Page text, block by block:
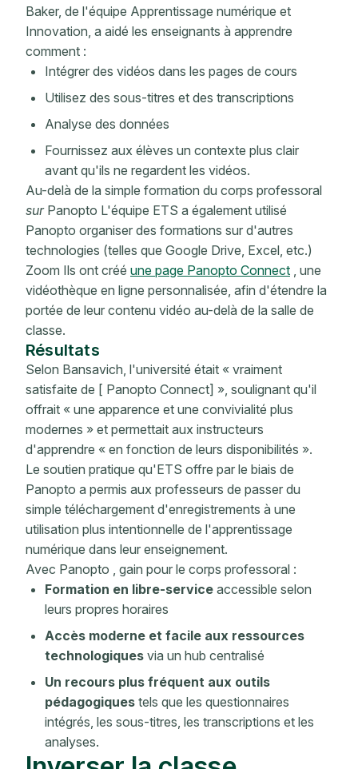
Baker, de l'équipe Apprentissage numérique et
Innovation, a aidé les enseignants à apprendre
comment :
Intégrer des vidéos dans les pages de cours
Utilisez des sous-titres et des transcriptions
Analyse des données
Fournissez aux élèves un contexte plus clair
avant qu'ils ne regardent les vidéos.
Au-delà de la simple formation du corps professoral
surPanopto L'équipe ETS a également utilisé
Panopto organiser des formations sur d'autres
technologies (telles que Google Drive, Excel, etc.)
Zoom Ils ont créé une page Panopto Connect , une
vidéothèque en ligne personnalisée, afin d'étendre la
portée de leur contenu vidéo au-delà de la salle de
classe.
Résultats
Selon Bansavich, l'université était « vraiment
satisfaite de [ Panopto Connect] », soulignant qu'il
offrait « une apparence et une convivialité plus
modernes » et permettait aux instructeurs
d'apprendre « en fonction de leurs disponibilités ».
Le soutien pratique qu'ETS offre par le biais de
Panopto a permis aux professeurs de passer du
simple téléchargement d'enregistrements à une
utilisation plus intentionnelle de l'apprentissage
numérique dans leur enseignement.
Avec Panopto , gain pour le corps professoral :
Formation en libre-service accessible selon
leurs propres horaires
Accès moderne et facile aux ressources
technologiques via un hub centralisé
Un recours plus fréquent aux outils
pédagogiques tels que les questionnaires
intégrés, les sous-titres, les transcriptions et les
analyses.